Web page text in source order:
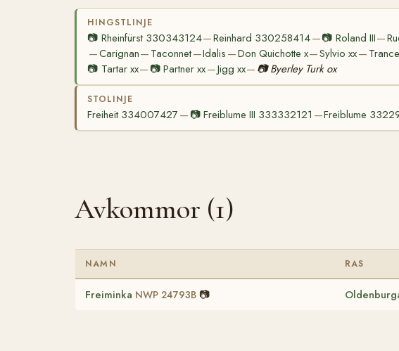
HINGSTLINJE
📷 Rheinfürst 330343124—Reinhard 330258414—📷 Roland III—
—Carignan— Taconnet—Idalis —Don Quichotte x—Sylvio xx—
📷 Tartar xx— 📷Partner xx—Jigg xx— 📷 Byerley Turk ox
STOLINJE
Freiheit 334007427 — 📷Freiblume III 333332121 —Freiblume
Avkommor (1)
NAMN RAS
Freiminka NWP 24793B 📷